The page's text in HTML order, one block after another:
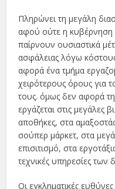
Πληρώνει τη μεγάλη
αφού ούτε η κυβέρνηση
παίρνουν ουσιαστικά
ασφάλειας λόγω
αφορά ένα τμήμα
χειρότερους όρους για
τους. όμως δεν αφορά
εργάζεται στις μεγάλες
αποθήκες, στα
σούπερ μάρκετ, στα
επισιτισμό, στα
τεχνικές υπηρεσίες των
Οι εγκληματικές